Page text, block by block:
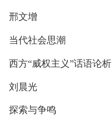
邢文增
当代社会思潮
西方“威权主义”话语论析
刘晨光
探索与争鸣